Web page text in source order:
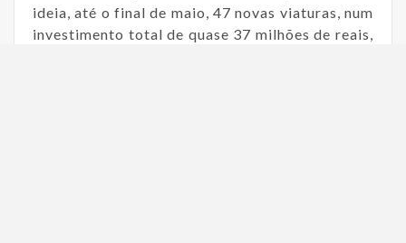
ideia, até o final de maio, 47 novas viaturas, num
investimento total de quase 37 milhões de reais,